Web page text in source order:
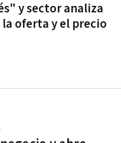
y sector analiza
oferta y el precio